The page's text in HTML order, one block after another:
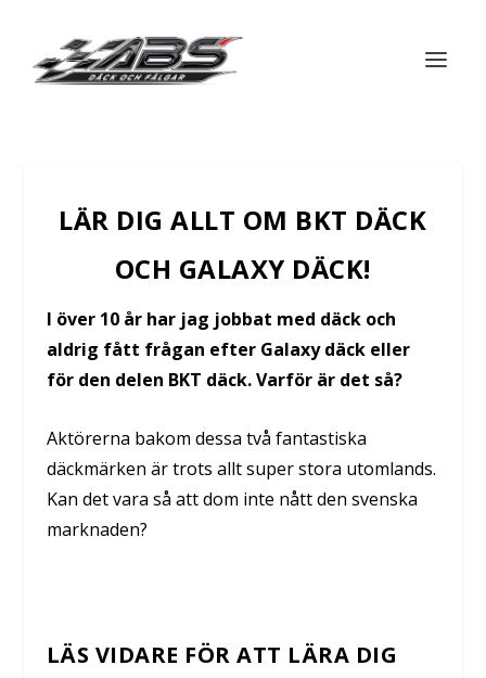
LÄR DIG ALLT OM BKT DÄCK
OCH GALAXY DÄCK!
I över 10 år har jag jobbat med däck och
aldrig fått frågan efter Galaxy däck eller
för den delen BKT däck. Varför är det så?
Aktörerna bakom dessa två fantastiska
däckmärken är trots allt super stora utomlands.
Kan det vara så att dom inte nått den svenska
marknaden?
LÄS VIDARE FÖR ATT LÄRA DIG